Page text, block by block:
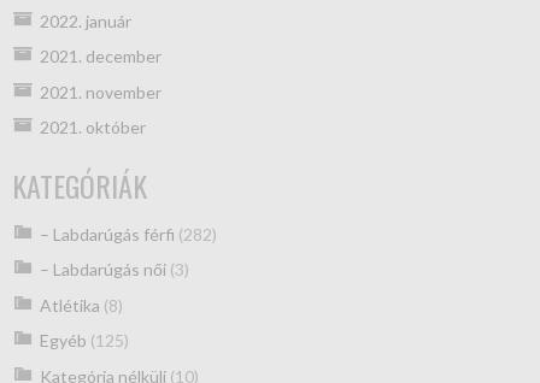
2022. január
2021. december
2021. november
2021. október
KATEGÓRIÁK
– Labdarúgás férfi (282)
– Labdarúgás női(3)
Atlétika (8)
Egyéb (125)
Kategória nélküli(10)